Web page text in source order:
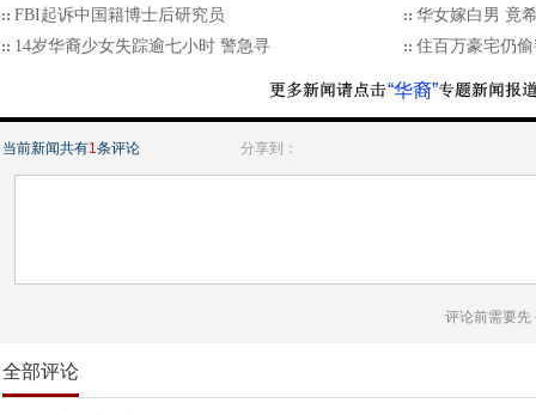
FBI起诉中国籍博士后研究员
华女嫁白男 竟
14岁华裔少女失踪逾七小时 警急寻
住百万豪宅仍
“华裔”
当前新闻共有1条评论 分享到：
评论前需要先
全部评论